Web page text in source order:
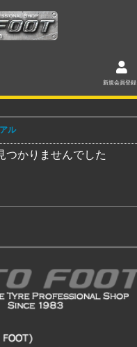
新規会員登録
ル
つかりませんでした